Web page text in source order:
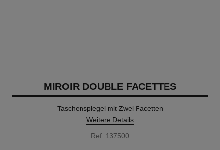
MIROIR DOUBLE FACETTES
Taschenspiegel mit Zwei Facetten
Weitere Details
Ref. 137500